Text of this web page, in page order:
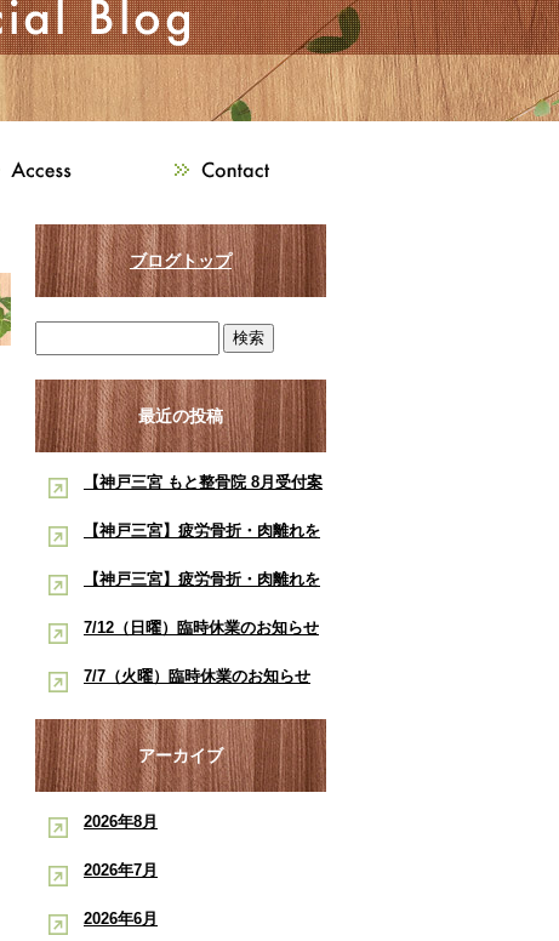
ブログトップ
最近の投稿
【神戸三宮 もと整骨院 8月受付案
内】8月は熱中症・交通事故・ス
ポート
【神戸三宮】疲労骨折・肉離れを
早く治したい学生アスリートへ｜
骨院
【神戸三宮】疲労骨折・肉離れを
早く治したい学生アスリートへ｜
骨院
7/12（日曜）臨時休業のお知らせ
【神戸市三宮 もと整骨院】
7/7（火曜）臨時休業のお知らせ
アーカイブ
2026年8月
2026年7月
2026年6月